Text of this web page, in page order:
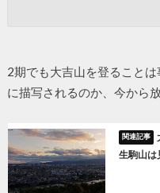
2期でも大吉山を登ること
に描写されるのか、今から
生駒山は